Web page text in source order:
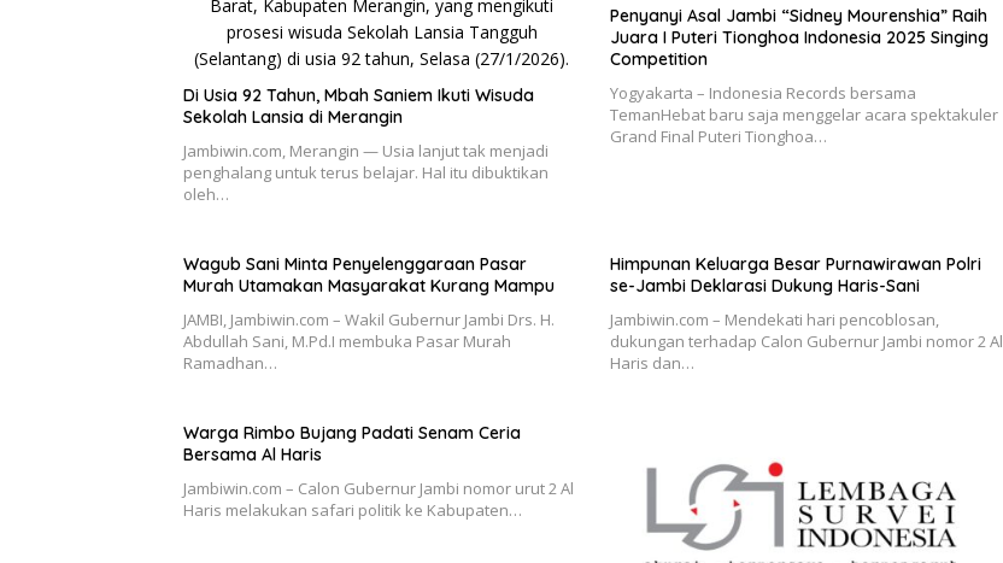
Di Usia 92 Tahun, Mbah Saniem Ikuti Wisuda
Sekolah Lansia di Merangin
Jambiwin.com, Merangin — Usia lanjut tak menjadi
penghalang untuk terus belajar. Hal itu dibuktikan
oleh…
Penyanyi Asal Jambi “Sidney Mourenshia” Raih
Juara I Puteri Tionghoa Indonesia 2025 Singing
Competition
Yogyakarta – Indonesia Records bersama
TemanHebat baru saja menggelar acara spektakuler
Grand Final Puteri Tionghoa…
Wagub Sani Minta Penyelenggaraan Pasar
Murah Utamakan Masyarakat Kurang Mampu
JAMBI, Jambiwin.com – Wakil Gubernur Jambi Drs. H.
Abdullah Sani, M.Pd.I membuka Pasar Murah
Ramadhan…
Himpunan Keluarga Besar Purnawirawan Polri
se-Jambi Deklarasi Dukung Haris-Sani
Jambiwin.com – Mendekati hari pencoblosan,
dukungan terhadap Calon Gubernur Jambi nomor 2 Al
Haris dan…
Warga Rimbo Bujang Padati Senam Ceria
Bersama Al Haris
Jambiwin.com – Calon Gubernur Jambi nomor urut 2 Al
Haris melakukan safari politik ke Kabupaten…